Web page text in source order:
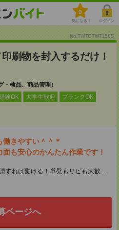
0
気になる！ ログイン
No.TWTOTWT158S
刷物を封入するだけ！
検品、商品管理）
験OK 大学生歓迎 ブランクOK
きやすい＾＾＊
も安心のかんたん作業です！
すれば働ける！単発もリピも大歓 ...
ページへ